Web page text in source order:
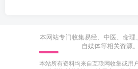
本网站专门收集易经、中医、命理
自媒体等相关资源。
本站所有资料均来自互联网收集或用